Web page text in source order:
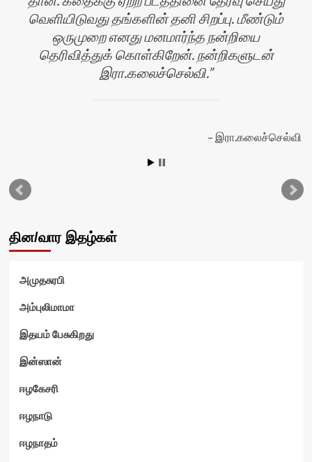
வெளியிடுவது தங்களின் தனி சிறப்பு. மீண்டும்
ஒருமுறை எனது மனமார்ந்த நன்றியை
தெரிவித்துக் கொள்கிறேன். நன்றிகளுடன்
இரா.கலைச்செல்வி.
இரா.கலைச்செல்வி
தின/வார இதழ்கள்
அமுதசுரபி
அம்புலிமாமா
இதயம் பேசுகிறது
இன்ஸான்
ஈழகேசரி
ஈழநாடு
ஈழநாதம்